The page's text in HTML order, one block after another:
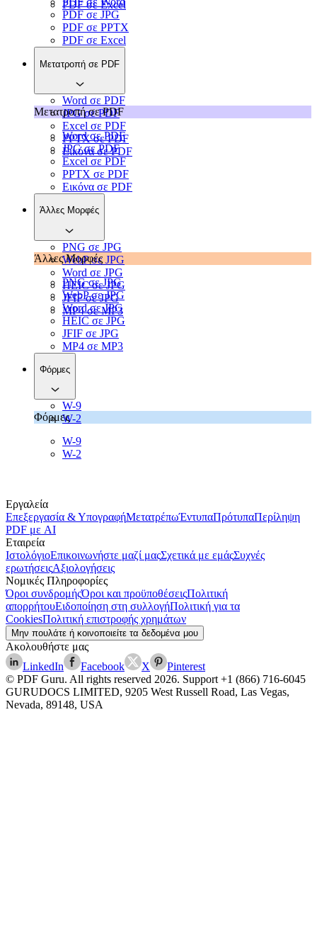
PDF σε Excel
PDF σε JPG
PDF σε PPTX
PDF σε Excel
Μετατροπή σε PDF
Word σε PDF
JPG σε PDF
Excel σε PDF
PPTX σε PDF
Εικόνα σε PDF
Μετατροπή σε PDF
Word σε PDF
JPG σε PDF
Excel σε PDF
PPTX σε PDF
Εικόνα σε PDF
Άλλες Μορφές
PNG σε JPG
WebP σε JPG
Word σε JPG
HEIC σε JPG
JFIF σε JPG
MP4 σε MP3
Άλλες Μορφές
PNG σε JPG
WebP σε JPG
Word σε JPG
HEIC σε JPG
JFIF σε JPG
MP4 σε MP3
Φόρμες
W-9
W-2
Φόρμες
W-9
W-2
Εργαλεία
Επεξεργασία & ΥπογραφήΜετατρέπωΈντυπαΠρότυπαΠερίληψη
PDF με AI
Εταιρεία
ΙστολόγιοΕπικοινωνήστε μαζί μαςΣχετικά με εμάςΣυχνές
ερωτήσειςΑξιολογήσεις
Νομικές Πληροφορίες
Όροι συνδρομήςΌροι και προϋποθέσειςΠολιτική
απορρήτουΕιδοποίηση στη συλλογήΠολιτική για τα
CookiesΠολιτική επιστροφής χρημάτων
Μην πουλάτε ή κοινοποιείτε τα δεδομένα μου
Ακολουθήστε μας
LinkedIn
Facebook X
Pinterest
© PDF Guru. All rights reserved 2026. Support +1 (866) 716-6045
GURUDOCS LIMITED, 9205 West Russell Road, Las Vegas,
Nevada, 89148, USA